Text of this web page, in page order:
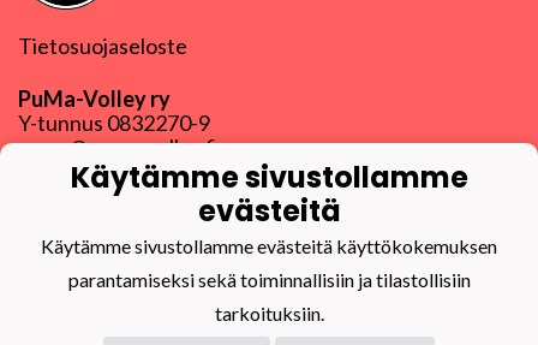
Tietosuojaseloste
PuMa-Volley ry
Y-tunnus 0832270-9
puma@puma-volley.fi
Linkki muihin yhteystietoihin
Käytämme sivustollamme
evästeitä
Käytämme sivustollamme evästeitä käyttökokemuksen
parantamiseksi sekä toiminnallisiin ja tilastollisiin
tarkoituksiin.